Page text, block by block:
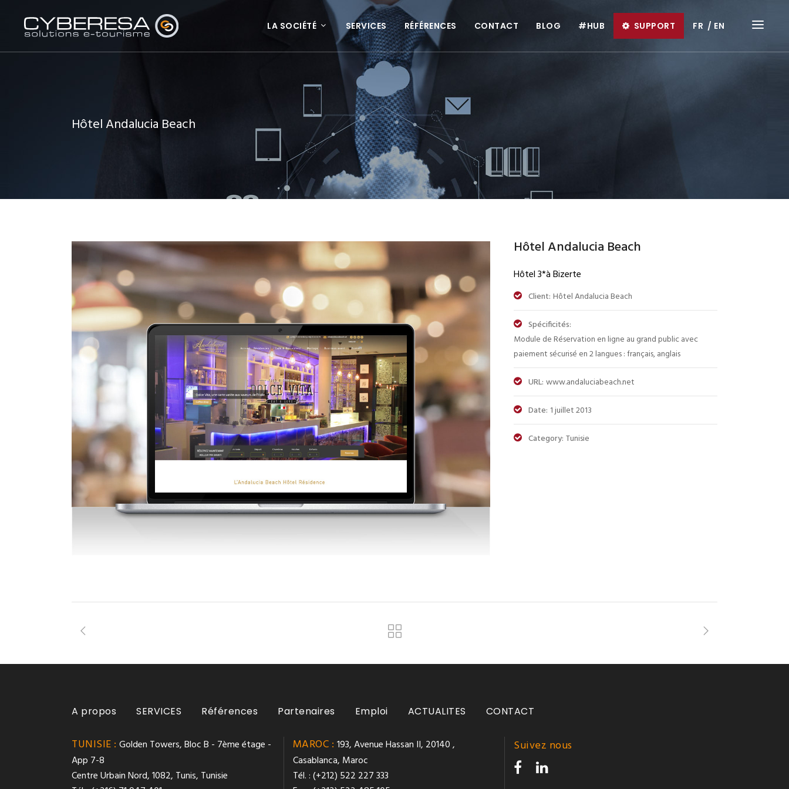
LA SOCIÉTÉ SERVICES RÉFÉRENCES CONTACT BLOG #HUB SUPPORT FR EN
Hôtel Andalucia Beach
Hôtel Andalucia Beach
Hôtel 3*à Bizerte
Client: Hôtel Andalucia Beach
Spécificités:
Module de Réservation en ligne au grand public avec
paiement sécurisé en 2 langues : français, anglais
URL: www.andaluciabeach.net
Date: 1 juillet 2013
Category: Tunisie
A propos SERVICES Références Partenaires Emploi ACTUALITES CONTACT
TUNISIE : Golden Towers, Bloc B - 7ème étage -
App 7-8
Centre Urbain Nord, 1082, Tunis, Tunisie
MAROC : 193, Avenue Hassan II, 20140 ,
Casablanca, Maroc
Tél. : (+212) 522 227 333
Suivez nous